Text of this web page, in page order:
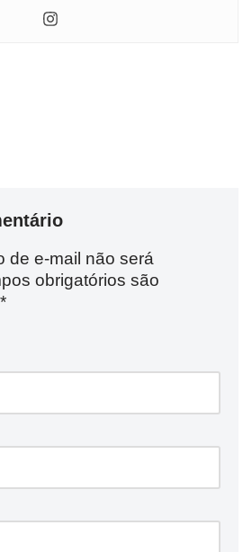
de e-mail não será
obrigatórios são
*